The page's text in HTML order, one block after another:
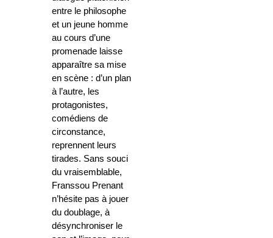
entre le philosophe
et un jeune homme
au cours d’une
promenade laisse
apparaître sa mise
en scène : d’un plan
à l’autre, les
protagonistes,
comédiens de
circonstance,
reprennent leurs
tirades. Sans souci
du vraisemblable,
Franssou Prenant
n’hésite pas à jouer
du doublage, à
désynchroniser le